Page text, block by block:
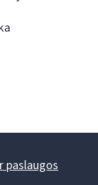
paslaugos